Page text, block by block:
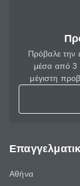
Πρόβαλε την
μέσα από 3
μέγιστη
Αθήνα